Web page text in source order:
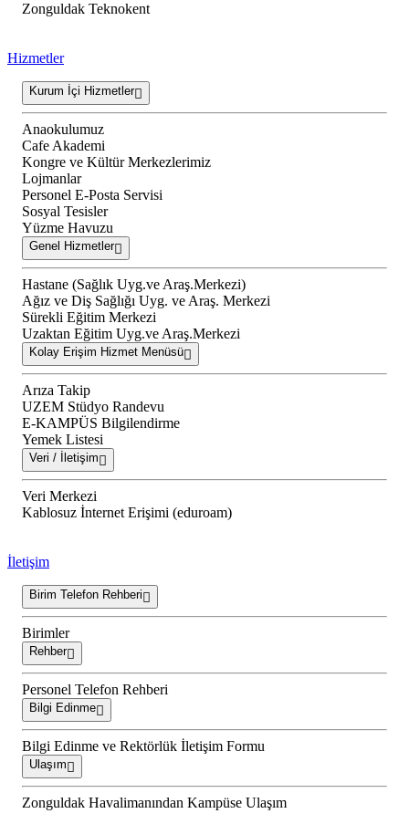
Zonguldak Teknokent
Hizmetler
Kurum İçi Hizmetler
Anaokulumuz
Cafe Akademi
Kongre ve Kültür Merkezlerimiz
Lojmanlar
Personel E-Posta Servisi
Sosyal Tesisler
Yüzme Havuzu
Genel Hizmetler
Hastane (Sağlık Uyg.ve Araş.Merkezi)
Ağız ve Diş Sağlığı Uyg. ve Araş. Merkezi
Sürekli Eğitim Merkezi
Uzaktan Eğitim Uyg.ve Araş.Merkezi
Kolay Erişim Hizmet Menüsü
Arıza Takip
UZEM Stüdyo Randevu
E-KAMPÜS Bilgilendirme
Yemek Listesi
Veri / İletişim
Veri Merkezi
Kablosuz İnternet Erişimi (eduroam)
İletişim
Birim Telefon Rehberi
Birimler
Rehber
Personel Telefon Rehberi
Bilgi Edinme
Bilgi Edinme ve Rektörlük İletişim Formu
Ulaşım
Zonguldak Havalimanından Kampüse Ulaşım